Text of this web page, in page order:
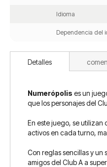
Idioma
Dependencia del
Detalles
Numerópolis es un
que los personajes del
En este juego, se
activos en cada turno,
Con reglas sencillas y un
amigos del Club A a